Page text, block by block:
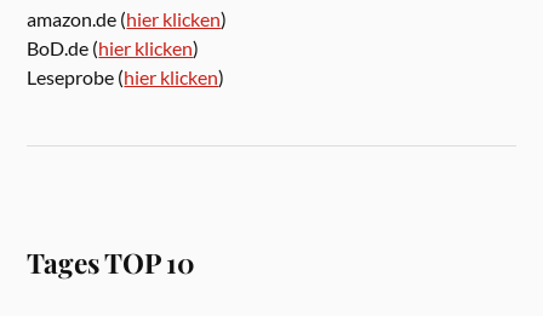
amazon.de (hier klicken)
BoD.de (hier klicken)
Leseprobe (hier klicken)
Tages TOP 10